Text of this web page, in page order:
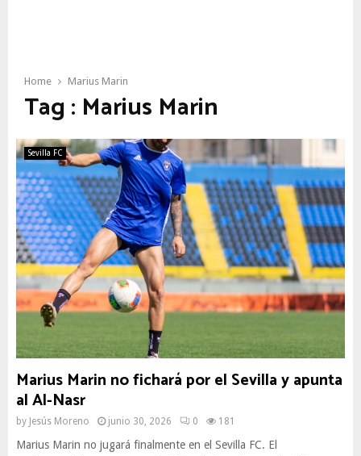
Home Marius Marin
Tag : Marius Marin
Sevilla FC
Marius Marin no fichará por el Sevilla y apunta
al Al-Nasr
by Jesús Moreno junio 30, 2026 0 181
Marius Marin no jugará finalmente en el Sevilla FC. El